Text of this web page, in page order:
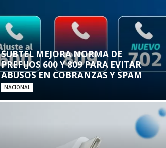
SUBTEL MEJORA NORMA DE
PREFIJOS 600 Y 809 PARA EVITAR
ABUSOS EN COBRANZAS Y SPAM
NACIONAL